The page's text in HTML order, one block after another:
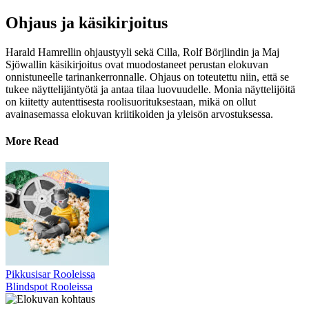
Ohjaus ja käsikirjoitus
Harald Hamrellin ohjaustyyli sekä Cilla, Rolf Börjlindin ja Maj
Sjöwallin käsikirjoitus ovat muodostaneet perustan elokuvan
onnistuneelle tarinankerronnalle. Ohjaus on toteutettu niin, että se
tukee näyttelijäntyötä ja antaa tilaa luovuudelle. Monia näyttelijöitä
on kiitetty autenttisesta roolisuorituksestaan, mikä on ollut
avainasemassa elokuvan kriitikoiden ja yleisön arvostuksessa.
More Read
Pikkusisar Rooleissa
Blindspot Rooleissa